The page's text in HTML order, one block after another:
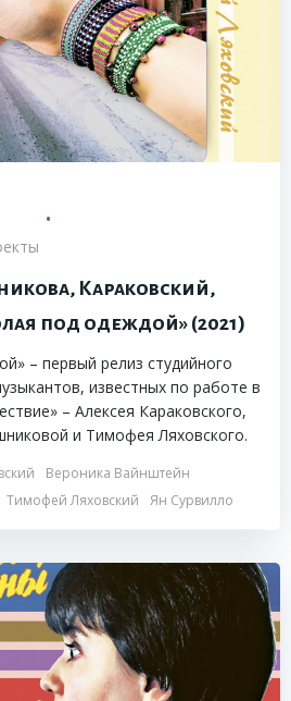
•
Караковский,
под одеждой» (2021)
– первый релиз студийного
известных по работе в
– Алексея Караковского,
и Тимофея Ляховского.
Вероника Вайнштейн
Тимофей Ляховский Ян Сурвилло